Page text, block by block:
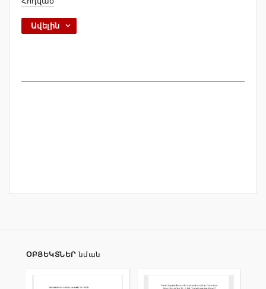
Ավելին
ՕԲՅԵԿՏՆԵՐ նման